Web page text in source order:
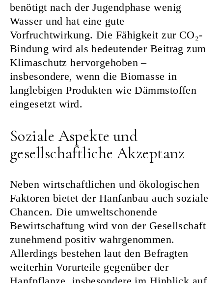
benötigt nach der Jugendphase wenig
Wasser und hat eine gute
Vorfruchtwirkung. Die Fähigkeit zur CO₂-
Bindung wird als bedeutender Beitrag zum
Klimaschutz hervorgehoben –
insbesondere, wenn die Biomasse in
langlebigen Produkten wie Dämmstoffen
eingesetzt wird.
Soziale Aspekte und
gesellschaftliche Akzeptanz
Neben wirtschaftlichen und ökologischen
Faktoren bietet der Hanfanbau auch soziale
Chancen. Die umweltschonende
Bewirtschaftung wird von der Gesellschaft
zunehmend positiv wahrgenommen.
Allerdings bestehen laut den Befragten
weiterhin Vorurteile gegenüber der